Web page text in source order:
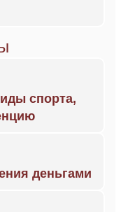
спорта,
деньгами